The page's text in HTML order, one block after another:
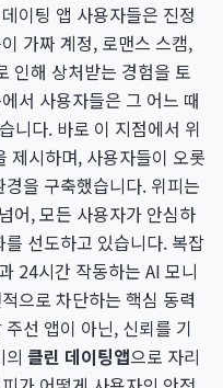
이팅 앱 사용자들은 진정
가짜 계정, 로맨스 스캠,
인해 상처받는 경험을 토
서 사용자들은 그 어느 때
니다. 바로 이 지점에서 위
제시하며, 사용자들이 오롯
을 구축했습니다. 위피는
어, 모든 사용자가 안심하
를 선도하고 있습니다. 복잡
24시간 작동하는 AI 모니
으로 차단하는 핵심 동력
선 앱이 아닌, 신뢰를 기
의 클린 데이팅앱으로 자리